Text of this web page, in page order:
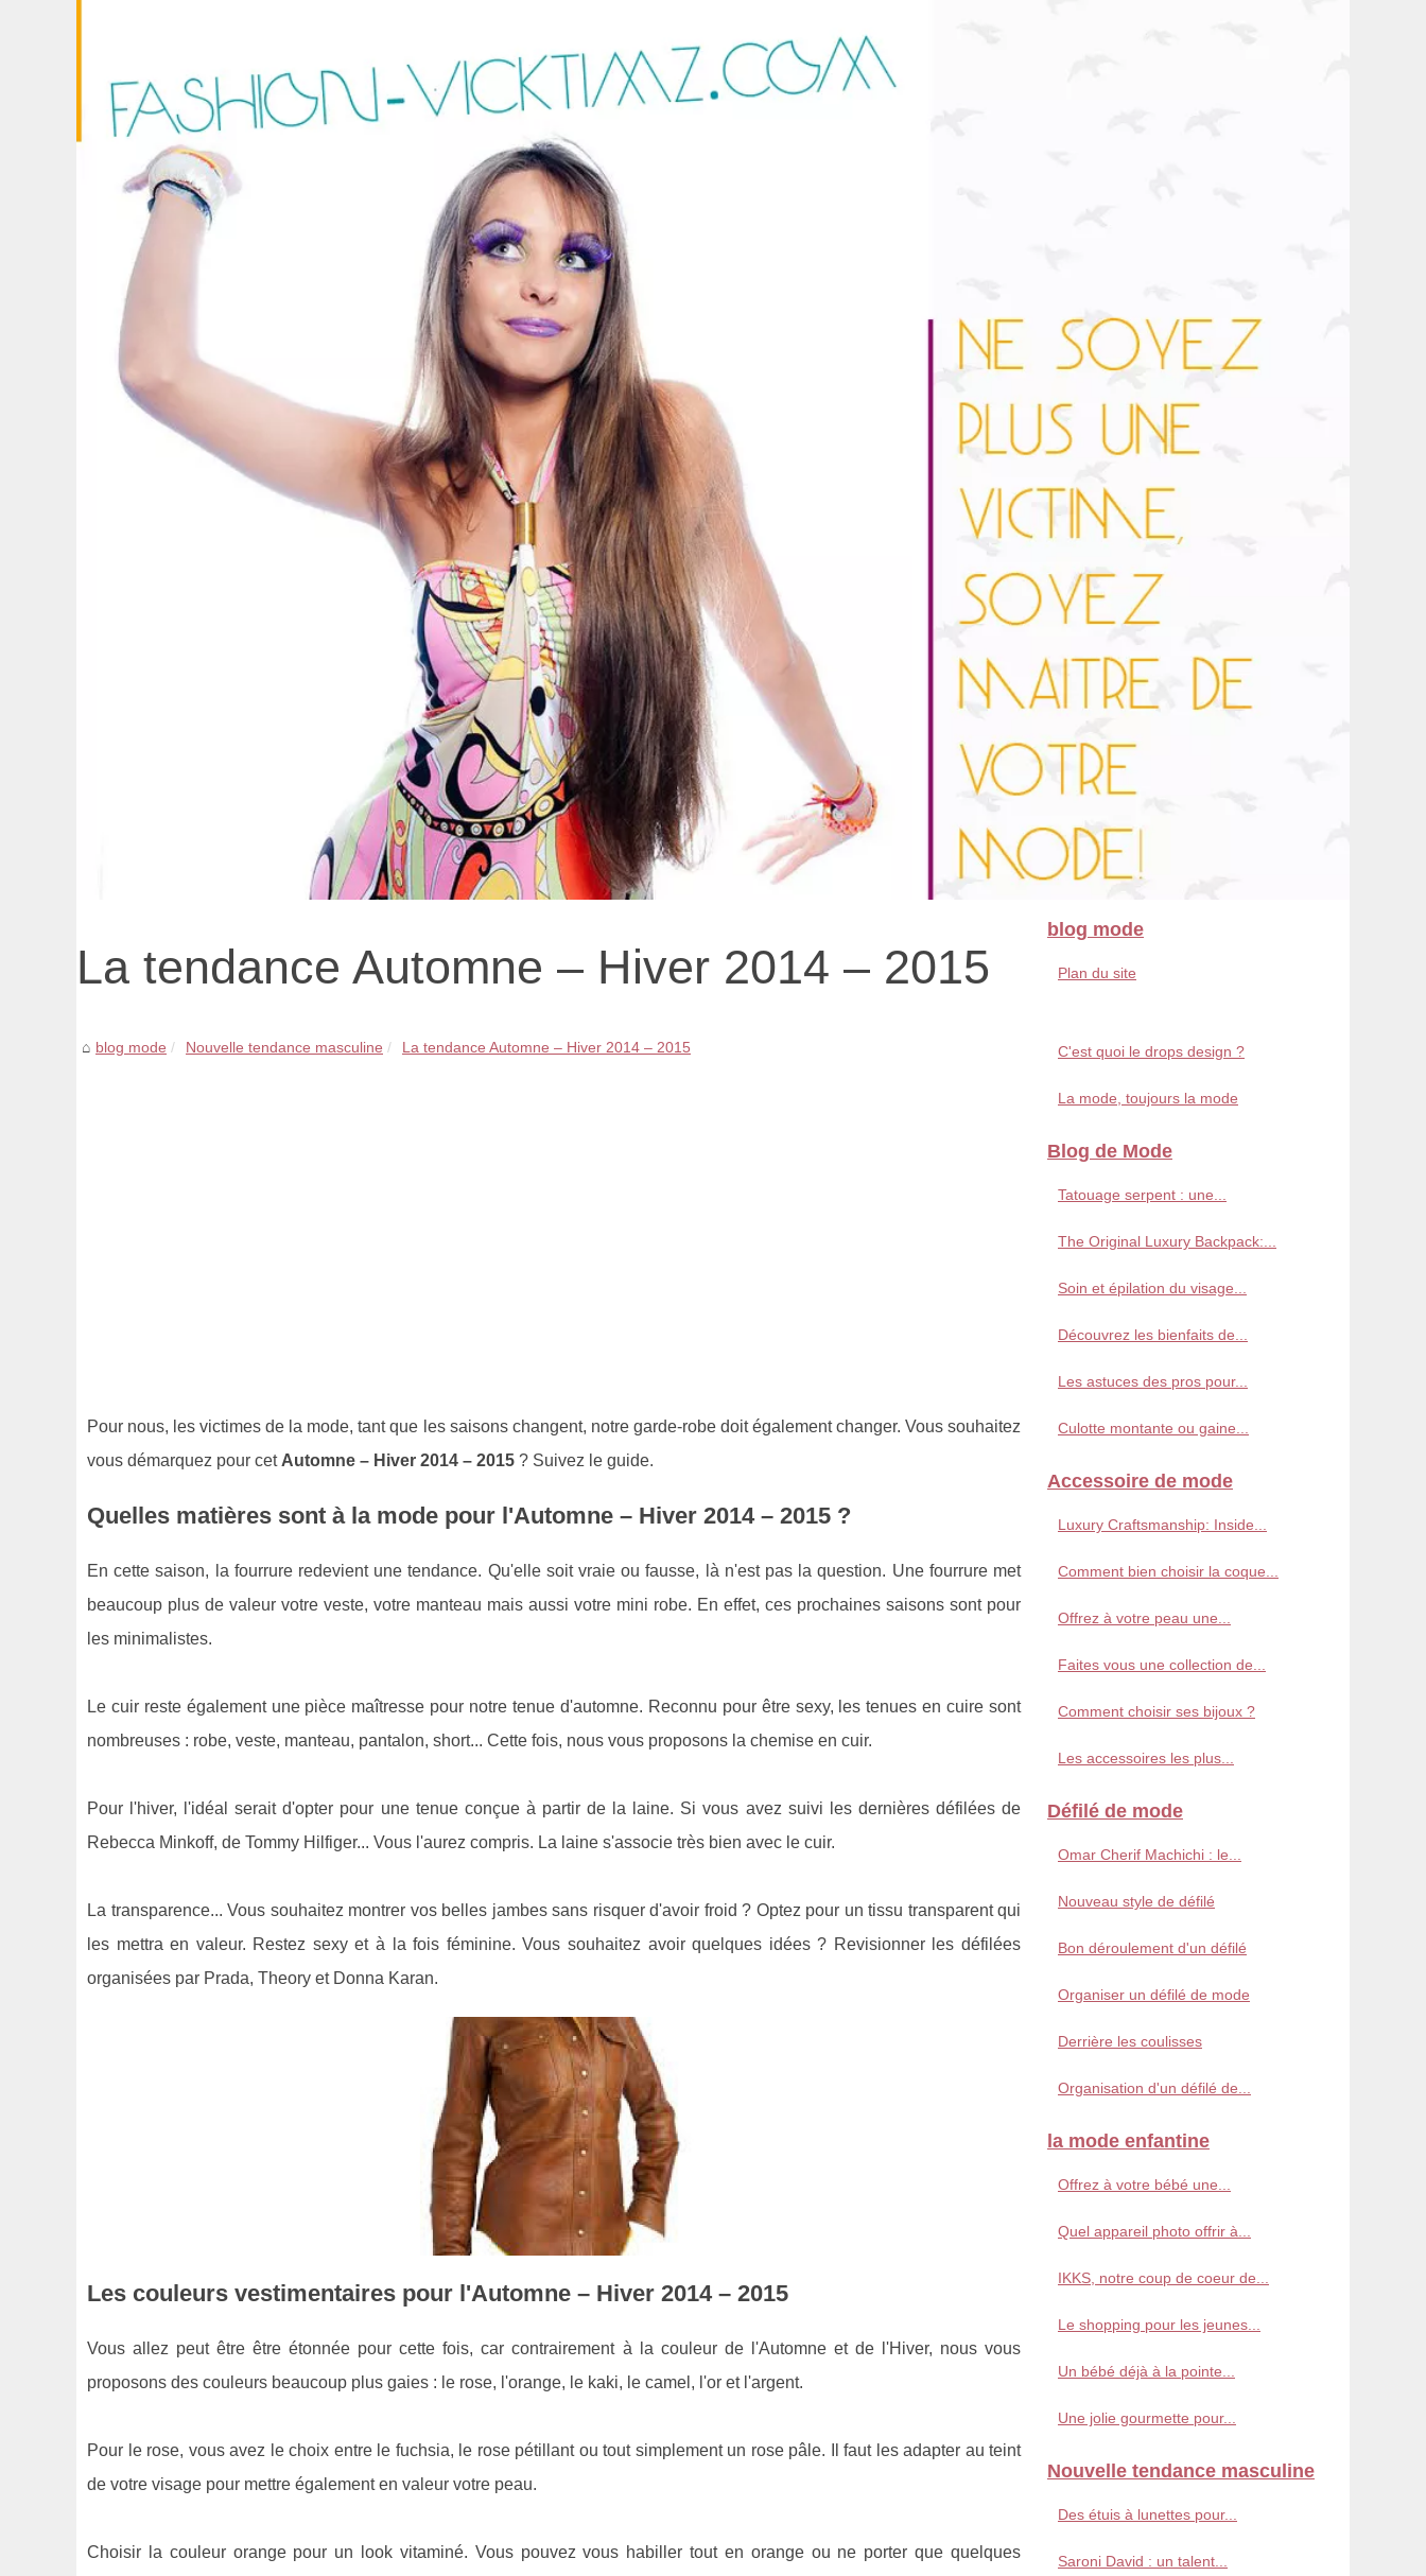
La tendance Automne – Hiver 2014 – 2015
blog mode Nouvelle tendance masculine La tendance Automne – Hiver 2014 – 2015
Pour nous, les victimes de la mode, tant que les saisons changent, notre garde-robe doit également changer. Vous souhaitez
vous démarquez pour cetAutomne – Hiver 2014 – 2015 ? Suivez le guide.
Quelles matières sont à la mode pour l'Automne – Hiver 2014 – 2015 ?
En cette saison, la fourrure redevient une tendance. Qu'elle soit vraie ou fausse, là n'est pas la question. Une fourrure met
beaucoup plus de valeur votre veste, votre manteau mais aussi votre mini robe. En effet, ces prochaines saisons sont pour
les minimalistes.
Le cuir reste également une pièce maîtresse pour notre tenue d'automne. Reconnu pour être sexy, les tenues en cuire sont
nombreuses : robe, veste, manteau, pantalon, short... Cette fois, nous vous proposons la chemise en cuir.
Pour l'hiver, l'idéal serait d'opter pour une tenue conçue à partir de la laine. Si vous avez suivi les dernières défilées de
Rebecca Minkoff, de Tommy Hilfiger... Vous l'aurez compris. La laine s'associe très bien avec le cuir.
La transparence... Vous souhaitez montrer vos belles jambes sans risquer d'avoir froid ? Optez pour un tissu transparent qui
les mettra en valeur. Restez sexy et à la fois féminine. Vous souhaitez avoir quelques idées ? Revisionner les défilées
organisées par Prada, Theory et Donna Karan.
Les couleurs vestimentaires pour l'Automne – Hiver 2014 – 2015
Vous allez peut être être étonnée pour cette fois, car contrairement à la couleur de l'Automne et de l'Hiver, nous vous
proposons des couleurs beaucoup plus gaies : le rose, l'orange, le kaki, le camel, l'or et l'argent.
Pour le rose, vous avez le choix entre le fuchsia, le rose pétillant ou tout simplement un rose pâle. Il faut les adapter au teint
de votre visage pour mettre également en valeur votre peau.
Choisir la couleur orange pour un look vitaminé. Vous pouvez vous habiller tout en orange ou ne porter que quelques
blog mode
Plan du site
C'est quoi le drops design ?
La mode, toujours la mode
Blog de Mode
Tatouage serpent : une...
The Original Luxury Backpack:...
Soin et épilation du visage...
Découvrez les bienfaits de...
Les astuces des pros pour...
Culotte montante ou gaine...
Accessoire de mode
Luxury Craftsmanship: Inside...
Comment bien choisir la coque...
Offrez à votre peau une...
Faites vous une collection de...
Comment choisir ses bijoux ?
Les accessoires les plus...
Défilé de mode
Omar Cherif Machichi : le...
Nouveau style de défilé
Bon déroulement d'un défilé
Organiser un défilé de mode
Derrière les coulisses
Organisation d'un défilé de...
la mode enfantine
Offrez à votre bébé une...
Quel appareil photo offrir à...
IKKS, notre coup de coeur de...
Le shopping pour les jeunes...
Un bébé déjà à la pointe...
Une jolie gourmette pour...
Nouvelle tendance masculine
Des étuis à lunettes pour...
Saroni David : un talent...